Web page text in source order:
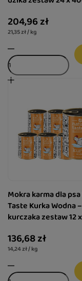
204,96 zł
21,35 zł / kg
Mokra karma dla
Taste Kurka Wodna
kurczaka zestaw 12
136,68 zł
14,24 zł / kg